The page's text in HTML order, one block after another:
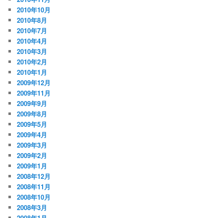
2010年10月
2010年8月
2010年7月
2010年4月
2010年3月
2010年2月
2010年1月
2009年12月
2009年11月
2009年9月
2009年8月
2009年5月
2009年4月
2009年3月
2009年2月
2009年1月
2008年12月
2008年11月
2008年10月
2008年3月